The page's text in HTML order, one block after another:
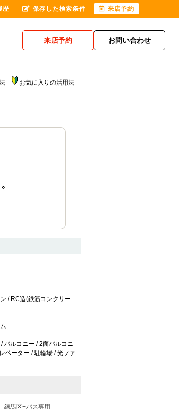
来店予約 お問い合わせ
お気に入りの活用法
/ RC造(鉄筋コンクリー
バルコニー / 2面バルコニ
ベーター / 駐輪場 / 光ファ
練馬区+バス専用
歴 保存した検索条件 来店予約